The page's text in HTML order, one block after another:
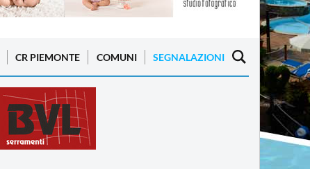
CR PIEMONTE COMUNI SEGNALAZIONI